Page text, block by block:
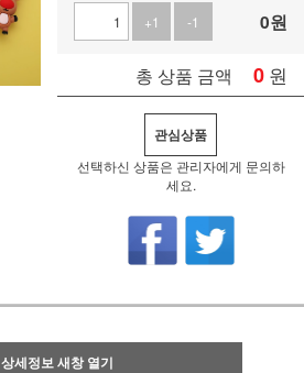
+1
-1 0원
총 상품 금액 0 원
관심상품
선택하신 상품은 관리자에게 문의하
세요.
상세정보 새창 열기